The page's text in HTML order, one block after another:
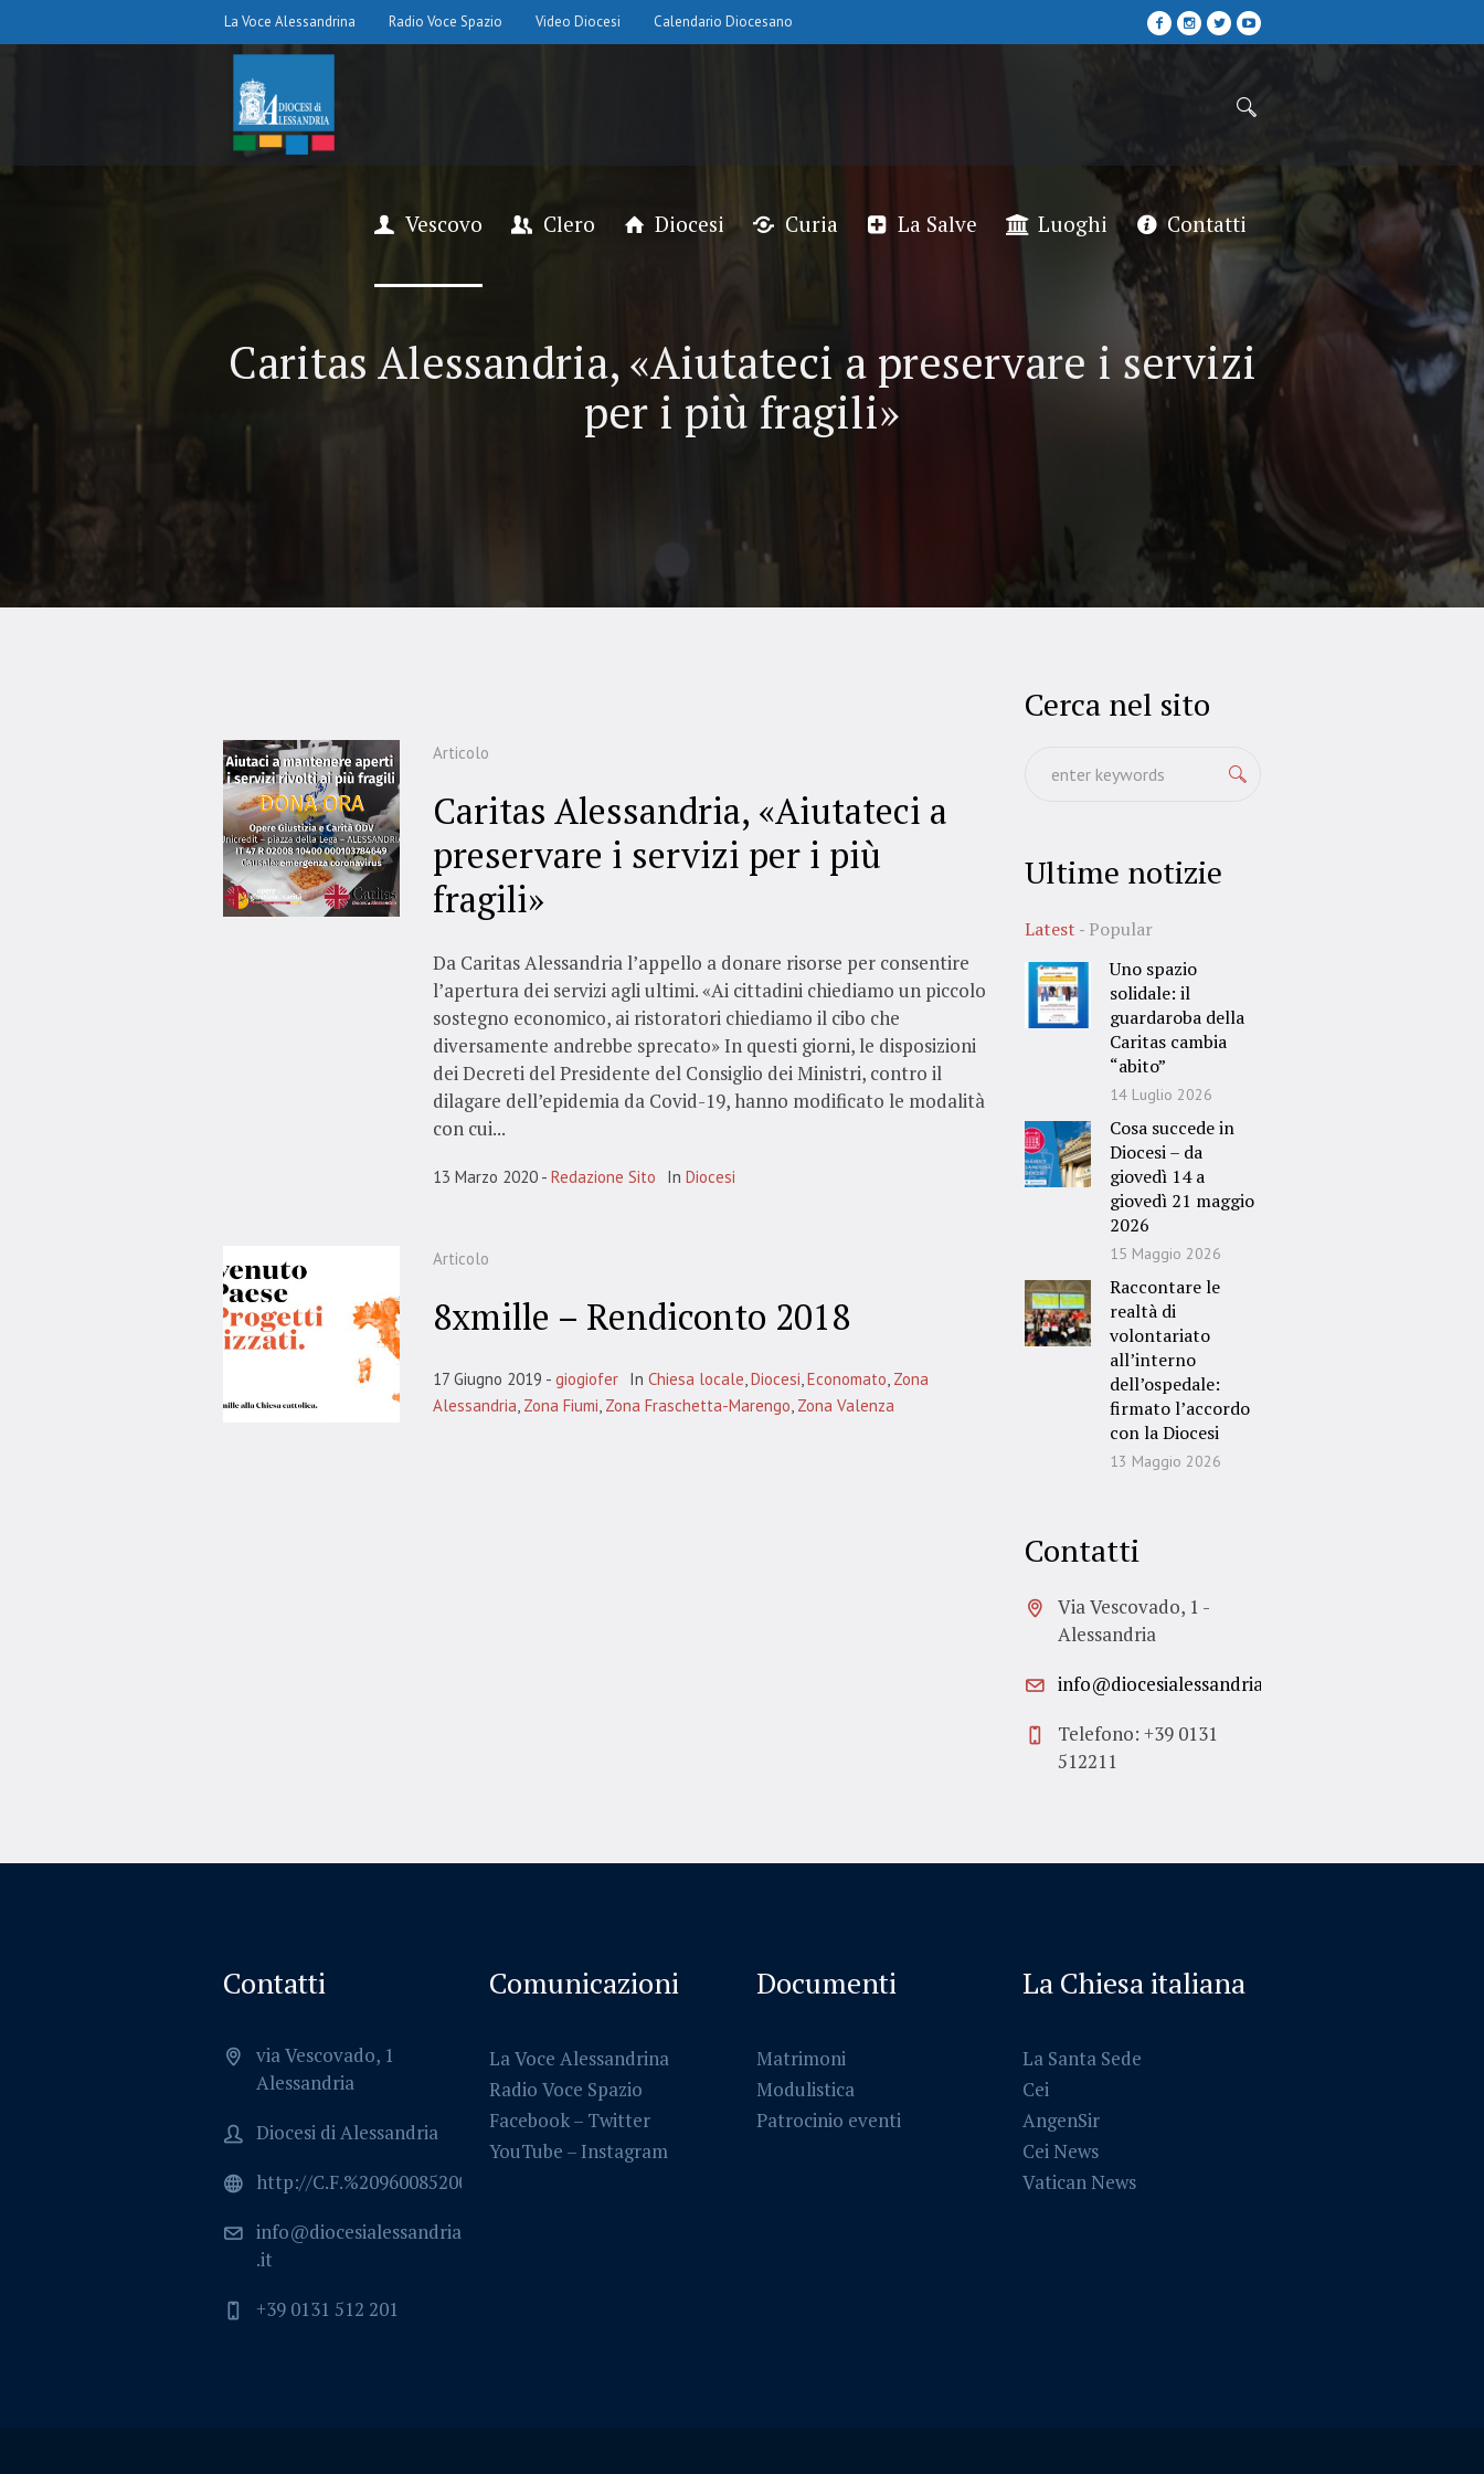
La Voce Alessandrina Radio Voce Spazio Video Diocesi Calendario Diocesano
Vescovo Clero Diocesi Curia La Salve Luoghi Contatti
Caritas Alessandria, «Aiutateci a preservare i servizi
per i più fragili»
Articolo
Caritas Alessandria, «Aiutateci a
preservare i servizi per i più
fragili»
Da Caritas Alessandria l’appello a donare risorse per consentire
l’apertura dei servizi agli ultimi. «Ai cittadini chiediamo un piccolo
sostegno economico, ai ristoratori chiediamo il cibo che
diversamente andrebbe sprecato» In questi giorni, le disposizioni
dei Decreti del Presidente del Consiglio dei Ministri, contro il
dilagare dell’epidemia da Covid-19, hanno modificato le modalità
con cui...
13 Marzo 2020 Redazione Sito In Diocesi
Articolo
8xmille – Rendiconto 2018
17 Giugno 2019 giogiofer In Chiesa locale,Diocesi,Economato, Zona
Alessandria, Zona Fiumi, Zona Fraschetta-Marengo, Zona Valenza
Cerca nel sito
Ultime notizie
Latest
Popular
Uno spazio
solidale: il
guardaroba della
Caritas cambia
“abito”
14 Luglio 2026
Cosa succede in
Diocesi – da
giovedì 14 a
giovedì 21 maggio
2026
15 Maggio 2026
Raccontare le
realtà di
volontariato
all’interno
dell’ospedale:
firmato l’accordo
con la Diocesi
13 Maggio 2026
Contatti
Via Vescovado, 1 -
Alessandria
info@diocesialessandria.it
Telefono: +39 0131
512211
Contatti
via Vescovado, 1
Alessandria
Diocesi di Alessandria
http://C.F.%2096008520064
info@diocesialessandria
.it
+39 0131 512 201
Comunicazioni
La Voce Alessandrina
Radio Voce Spazio
Facebook– Twitter
YouTube – Instagram
Documenti
Matrimoni
Modulistica
Patrocinio eventi
La Chiesa italiana
La Santa Sede
Cei
AngenSir
Cei News
Vatican News